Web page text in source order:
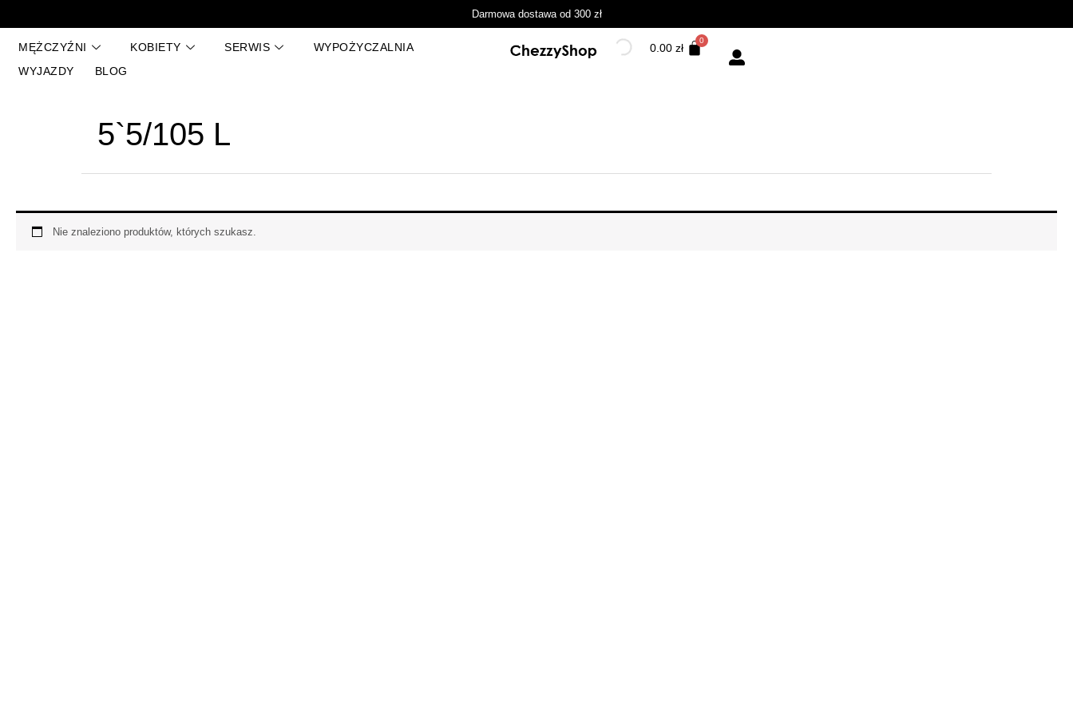
treści
Darmowa dostawa od 300 zł
MĘŻCZYŹNI KOBIETY SERWIS
WYPOŻYCZALNIA
WYJAZDY
BLOG
0.00zł
5`5/105 L
Nie znaleziono produktów, których szukasz.